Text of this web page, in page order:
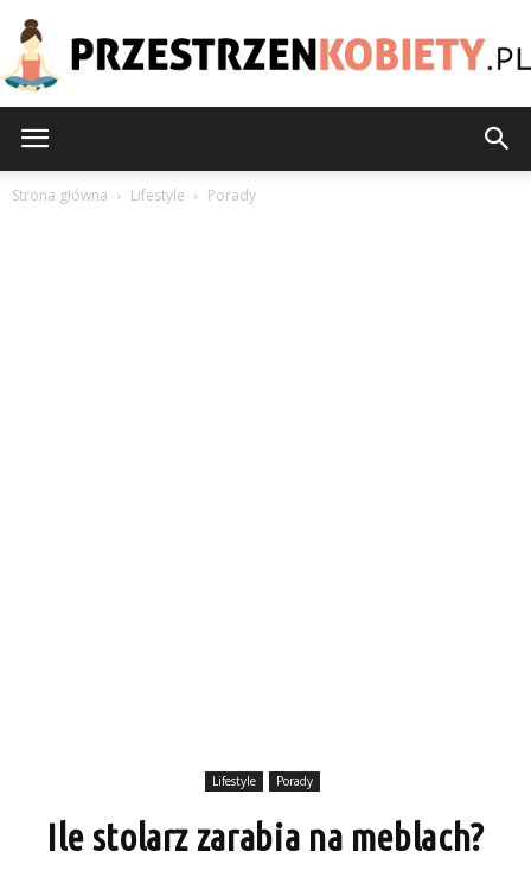
Strona główna Lifestyle Porady
Lifestyle Porady
Ile stolarz zarabia na meblach?